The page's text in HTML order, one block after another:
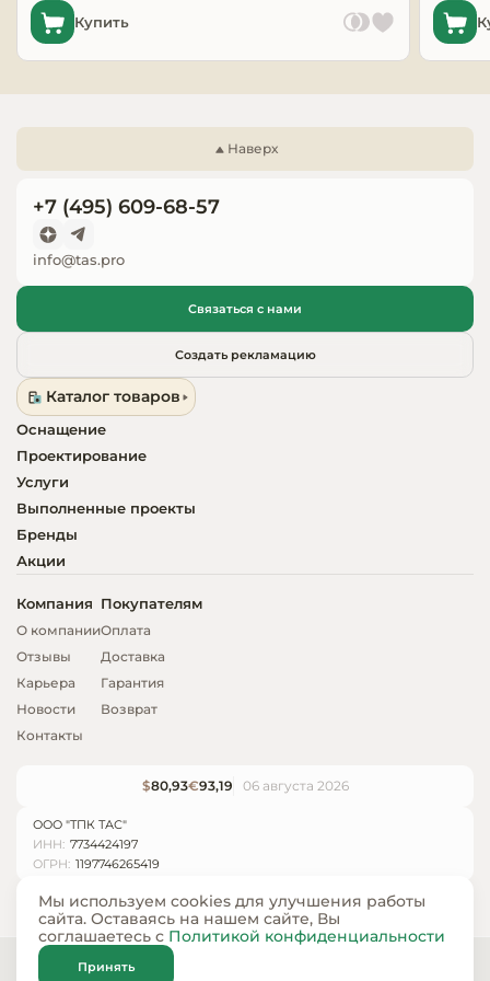
Запчасти для
Купить
Наверх
+7 (495) 609-68-57
info@tas.pro
Связаться с нами
Создать рекламацию
Каталог товаров
Оснащение
Проектирование
Услуги
Выполненные проекты
Бренды
Акции
Компания
О компании
Отзывы
Карьера
Новости
Контакты
Покупателям
Оплата
Доставка
Гарантия
Возврат
$80,93€93,19 06 августа 2026
ООО "ТПК ТАС"
ИНН: 7734424197
ОГРН: 1197746265419
© ООО «ТПК ТАС» 2024 — 2026
Карта сайта
Мы используем cookies для улучшения работы
сайта. Оставаясь на нашем сайте, Вы
соглашаетесь с Политикой конфиденциальности
Принять